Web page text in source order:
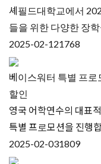
셰필드대학교에서
들을 위한 다양한 장
2025-02-121768
베이스워터 특별 프로
할인
영국 어학연수의 대표
특별 프로모션을 진행
2025-02-031809